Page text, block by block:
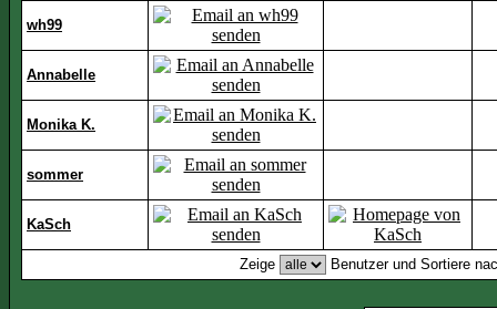
wh99
Annabelle
Monika K.
sommer
KaSch
Zeige Benutzer und Sortiere